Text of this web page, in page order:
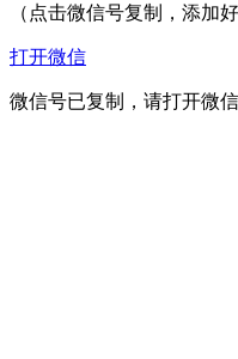
（点击微信号复制，添加好
打开微信
微信号已复制，请打开微